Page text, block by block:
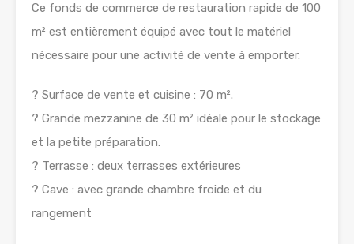
Ce fonds de commerce de restauration rapide de 100
m² est entièrement équipé avec tout le matériel
nécessaire pour une activité de vente à emporter.
? Surface de vente et cuisine : 70 m².
? Grande mezzanine de 30 m² idéale pour le stockage
et la petite préparation.
? Terrasse : deux terrasses extérieures
? Cave : avec grande chambre froide et du
rangement